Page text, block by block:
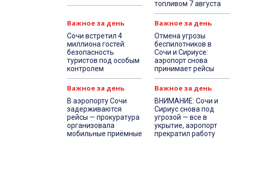
топливом 7 августа
Важное за день
Сочи встретил 4
миллиона гостей:
безопасность
туристов под особым
контролем
Важное за день
Отмена угрозы
беспилотников в
Сочи и Сириусе:
аэропорт снова
принимает рейсы
Важное за день
В аэропорту Сочи
задерживаются
рейсы — прокуратура
организовала
мобильные приёмные
Важное за день
ВНИМАНИЕ: Сочи и
Сириус снова под
угрозой — все в
укрытие, аэропорт
прекратил работу